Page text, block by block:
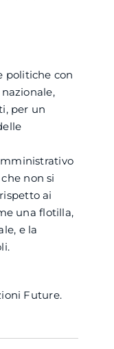
politiche con
per un
non si
ai
una flotilla,
e la
Future.